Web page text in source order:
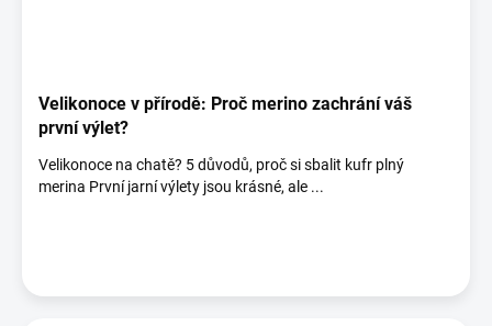
Velikonoce v přírodě: Proč merino zachrání váš
první výlet?
Velikonoce na chatě? 5 důvodů, proč si sbalit kufr plný
merina První jarní výlety jsou krásné, ale ...